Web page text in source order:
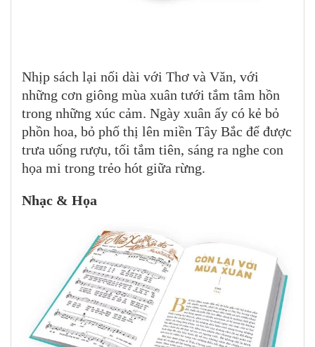
Nhịp sách lại nối dài với Thơ và Văn, với
những cơn giông mùa xuân tưới tắm tâm hồn
trong những xúc cảm. Ngày xuân ấy có kẻ bỏ
phồn hoa, bỏ phố thị lên miền Tây Bắc để được
trưa uống rượu, tối tắm tiên, sáng ra nghe con
họa mi trong trẻo hót giữa rừng.
Nhạc & Họa